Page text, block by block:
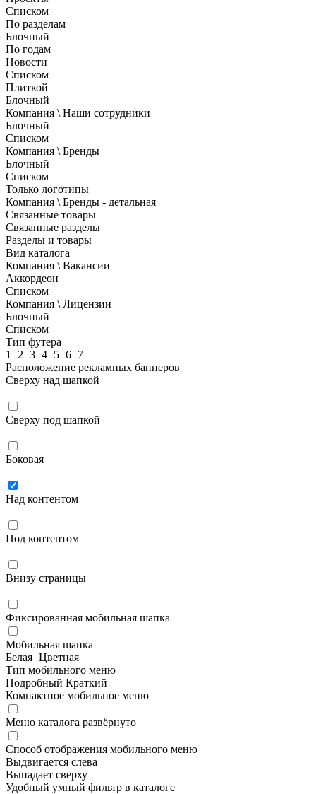
Списком
По разделам
Блочный
По годам
Новости
Списком
Плиткой
Блочный
Компания \ Наши сотрудники
Блочный
Списком
Компания \ Бренды
Блочный
Списком
Только логотипы
Компания \ Бренды - детальная
Связанные товары
Связанные разделы
Разделы и товары
Вид каталога
Компания \ Вакансии
Аккордеон
Списком
Компания \ Лицензии
Блочный
Списком
Тип футера
1
2 3 4 5 6 7
Расположение рекламных баннеров
Сверху над шапкой
Сверху под шапкой
Боковая
Над контентом
Под контентом
Внизу страницы
Фиксированная мобильная шапка
Мобильная шапка
Белая Цветная
Тип мобильного меню
Подробный Краткий
Компактное мобильное меню
Меню каталога развёрнуто
Способ отображения мобильного меню
Выдвигается слева
Выпадает сверху
Удобный умный фильтр в каталоге